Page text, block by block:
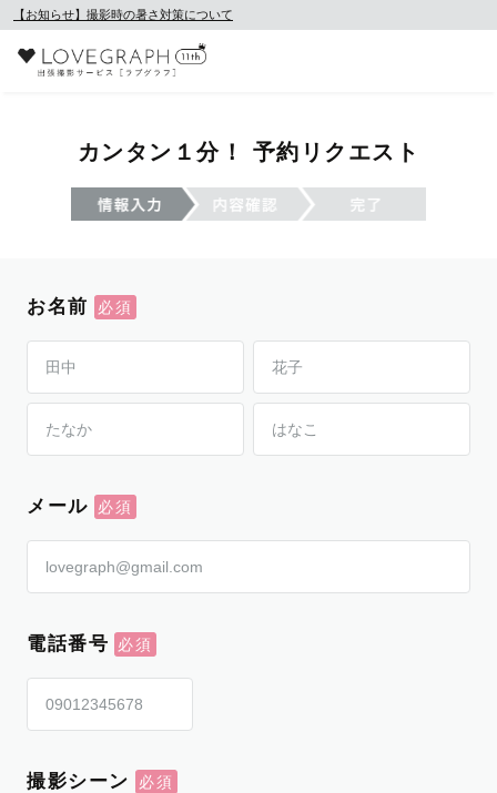
【お知らせ】撮影時の暑さ対策について
カンタン１分！ 予約リクエスト
お名前
メール
電話番号
撮影シーン